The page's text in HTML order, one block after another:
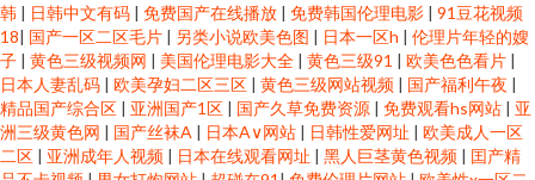
韩 | 日韩中文有码 | 免费国产在线播放 | 免费韩国伦理电影 | 91豆花视频
18| 国产一区二区毛片 | 另类小说欧美色图 | 日本一区h | 伦理片年轻的嫂
子 | 黄色三级视频网 | 美国伦理电影大全 | 黄色三级91 | 欧美色色看片 |
日本人妻乱码 | 欧美孕妇二区三区 | 黄色三级网站视频 | 国产福利午夜 |
精品国产综合区 | 亚洲国产1区 | 国产久草免费资源 | 免费观看hs网站 | 亚
洲三级黄色网 | 国产丝袜A | 日本A∨网站 | 日韩性爱网址 | 欧美成人一区
二区 | 亚洲成年人视频 | 日本在线观看网址 | 黑人巨茎黄色视频 | 囯产精